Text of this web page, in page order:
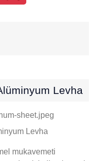
Levha
Levha
mukavemeti